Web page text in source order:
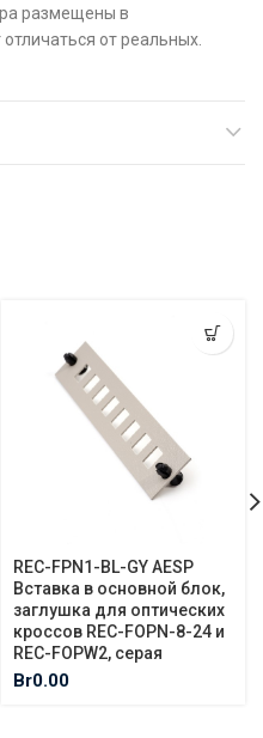
размещены в
от реальных.
REC-FPN1-BL-GY AESP
Вставка в основной блок,
заглушка для оптических
кроссов REC-FOPN-8-24 и
REC-FOPW2, серая
Br0.00